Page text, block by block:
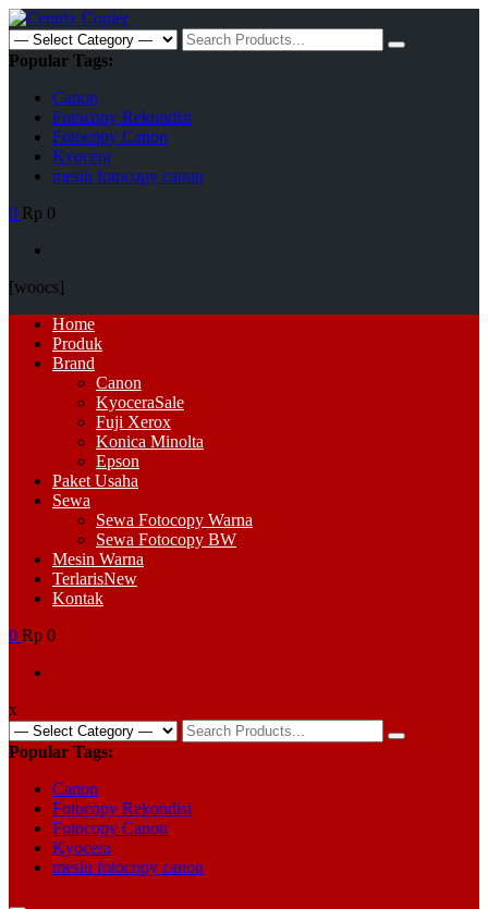
Skip
to
content
Search
for:
Popular Tags:
Canon
Fotocopy Rekondisi
Fotocopy Canon
Kyocera
mesin fotocopy canon
0 Rp 0
[woocs]
Primary
Menu
Home
Produk
Brand
Canon
KyoceraSale
Fuji Xerox
Konica Minolta
Epson
Paket Usaha
Sewa
Sewa Fotocopy Warna
Sewa Fotocopy BW
Mesin Warna
TerlarisNew
Kontak
0 Rp 0
x
Search
for:
Popular Tags:
Canon
Fotocopy Rekondisi
Fotocopy Canon
Kyocera
mesin fotocopy canon